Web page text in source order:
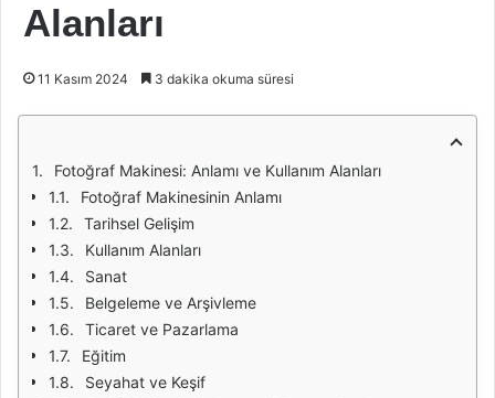
Alanları
11 Kasım 2024 3 dakika okuma süresi
Fotoğraf Makinesi: Anlamı ve Kullanım Alanları
Fotoğraf Makinesinin Anlamı
Tarihsel Gelişim
Kullanım Alanları
Sanat
Belgeleme ve Arşivleme
Ticaret ve Pazarlama
Eğitim
Seyahat ve Keşif